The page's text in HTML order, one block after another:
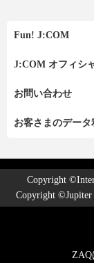
Fun! J:COM
J:COM オフィシ
お問い合わせ
お客さまのデー
Copyright
Copyright ©Jupiter
ZAQ